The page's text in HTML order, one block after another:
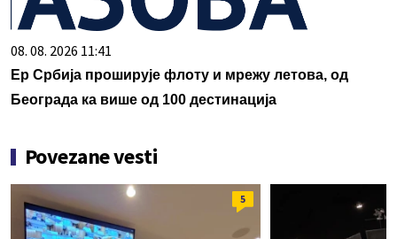
08. 08. 2026 11:41
Ер Србија проширује флоту и мрежу летова, од
Београда ка више од 100 дестинација
Povezane vesti
5